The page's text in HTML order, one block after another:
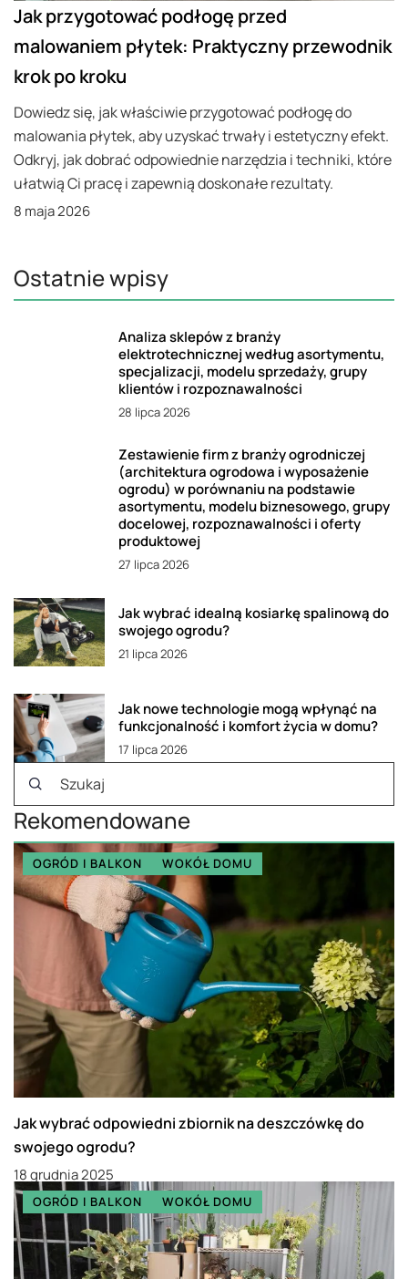
Jak przygotować podłogę przed
malowaniem płytek: Praktyczny przewodnik
krok po kroku
Dowiedz się, jak właściwie przygotować podłogę do
malowania płytek, aby uzyskać trwały i estetyczny efekt.
Odkryj, jak dobrać odpowiednie narzędzia i techniki, które
ułatwią Ci pracę i zapewnią doskonałe rezultaty.
8 maja 2026
Ostatnie wpisy
Analiza sklepów z branży
elektrotechnicznej według asortymentu,
specjalizacji, modelu sprzedaży, grupy
klientów i rozpoznawalności
28 lipca 2026
Zestawienie firm z branży ogrodniczej
(architektura ogrodowa i wyposażenie
ogrodu) w porównaniu na podstawie
asortymentu, modelu biznesowego, grupy
docelowej, rozpoznawalności i oferty
produktowej
27 lipca 2026
Jak wybrać idealną kosiarkę spalinową do
swojego ogrodu?
21 lipca 2026
Jak nowe technologie mogą wpłynąć na
funkcjonalność i komfort życia w domu?
17 lipca 2026
Rekomendowane
OGRÓD I BALKON WOKÓŁ DOMU
Jak wybrać odpowiedni zbiornik na deszczówkę do
swojego ogrodu?
18 grudnia 2025
OGRÓD I BALKON WOKÓŁ DOMU